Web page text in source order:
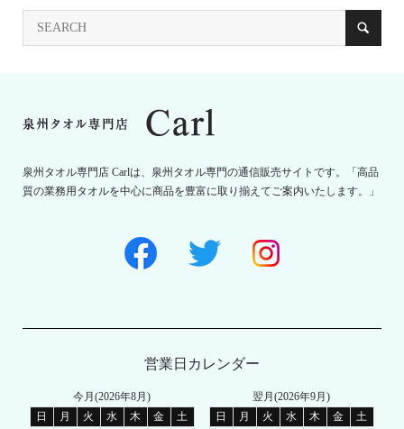
泉州タオル専門店 Carlは、泉州タオル専門の通信販売サイトです。「高品
質の業務用タオルを中心に商品を豊富に取り揃えてご案内いたします。」
営業日カレンダー
今月(2026年8月)
日
月 火 水 木 金
土
翌月(2026年9月)
日
月 火 水 木 金
土